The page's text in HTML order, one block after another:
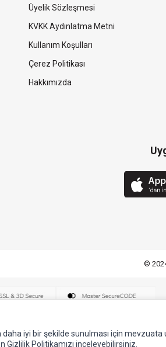
Üyelik Sözleşmesi
KVKK Aydınlatma Metni
Kullanım Koşulları
Çerez Politikası
Hakkımızda
©
iyi bir şekilde sunulması için mevzuata
Gizlilik Politikamızı inceleyebilirsiniz.